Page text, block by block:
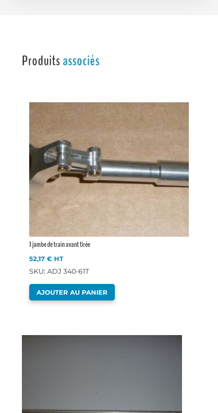
Produitsassociés
1 jambe de train avant tirée
52,17 € HT
SKU: ADJ 340-61T
AJOUTER AU PANIER